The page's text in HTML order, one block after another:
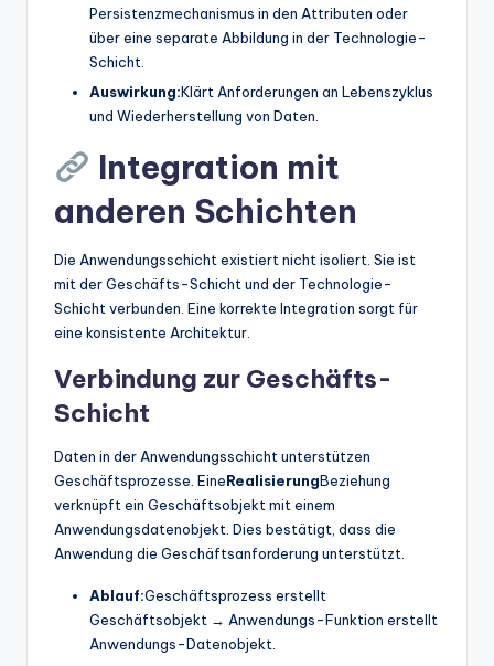
Persistenzmechanismus in den Attributen oder
über eine separate Abbildung in der Technologie-
Schicht.
Auswirkung:Klärt Anforderungen an Lebenszyklus
und Wiederherstellung von Daten.
Integration mit
anderen Schichten
Die Anwendungsschicht existiert nicht isoliert. Sie ist
mit der Geschäfts-Schicht und der Technologie-
Schicht verbunden. Eine korrekte Integration sorgt für
eine konsistente Architektur.
Verbindung zur Geschäfts-
Schicht
Daten in der Anwendungsschicht unterstützen
Geschäftsprozesse. EineRealisierungBeziehung
verknüpft ein Geschäftsobjekt mit einem
Anwendungsdatenobjekt. Dies bestätigt, dass die
Anwendung die Geschäftsanforderung unterstützt.
Ablauf:Geschäftsprozess erstellt
Geschäftsobjekt → Anwendungs-Funktion erstellt
Anwendungs-Datenobjekt.